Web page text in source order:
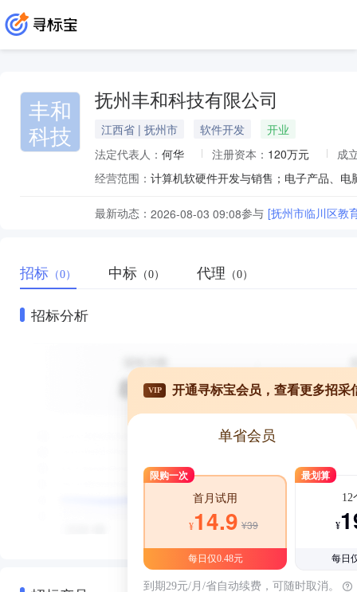
丰和
科技
抚州丰和科技有限公司
江西省 | 抚州市 软件开发
开业
法定代表人： 何华 注册资本： 120万元
成
经营范围：
最新动态： 2026-08-03 09:08参与 [抚州市临川区教
招标 （0） 中标 （0） 代理 （0）
招标分析
VIP 开通寻标宝会员，查看更多招采
单省会员
限购一次
首月试用
¥14.9 ¥39
每日仅0.48元
最划算
12
¥
每日
到期29元/月/省自动续费，可随时取消。